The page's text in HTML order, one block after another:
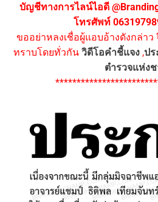
บัญชีทางการไลน์ไอดี
โทรศัพท์
ขออย่าหลงเชื่อผู้แอบอ้างดังกล่า
ทราบโดยทั่วกัน วิดีโอคำชี้แจง ,ปร
ตำรวจแห่ง